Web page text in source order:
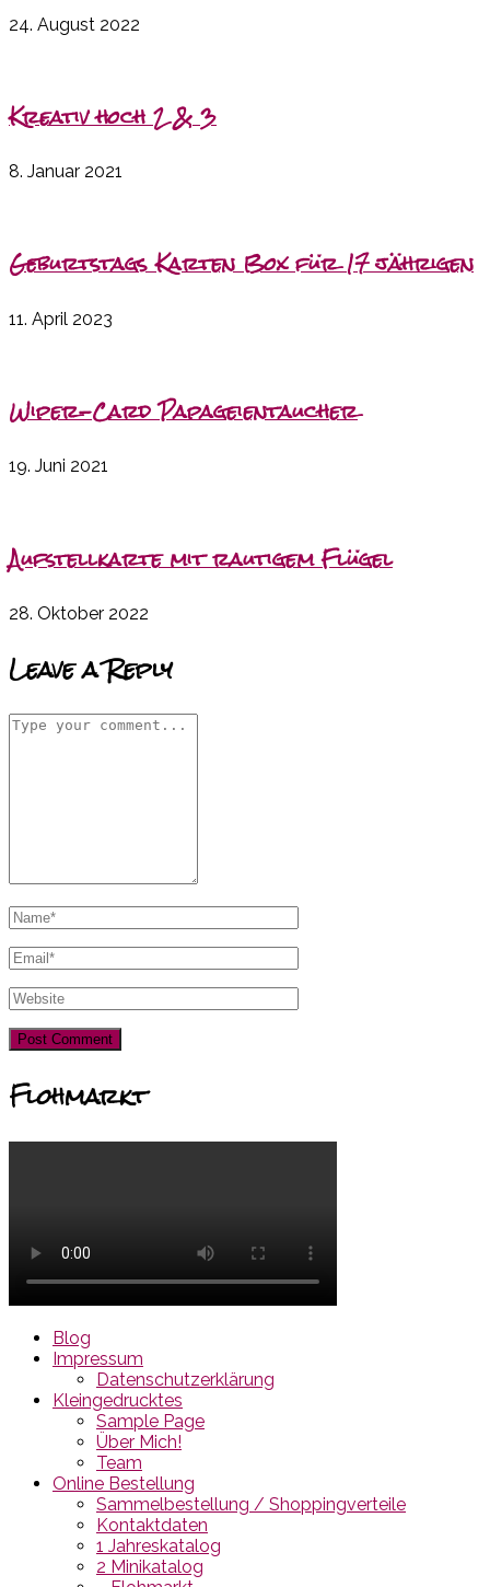
24. August 2022
Kreativ hoch 2 & 3
8. Januar 2021
Geburtstags Karten Box für 17 jährigen
11. April 2023
Wiper-Card Papageientaucher
19. Juni 2021
Aufstellkarte mit rautigem Flügel
28. Oktober 2022
Leave a Reply
Flohmarkt
Blog
Impressum
Datenschutzerklärung
Kleingedrucktes
Sample Page
Über Mich!
Team
Online Bestellung
Sammelbestellung / Shoppingverteile
Kontaktdaten
1 Jahreskatalog
2 Minikatalog